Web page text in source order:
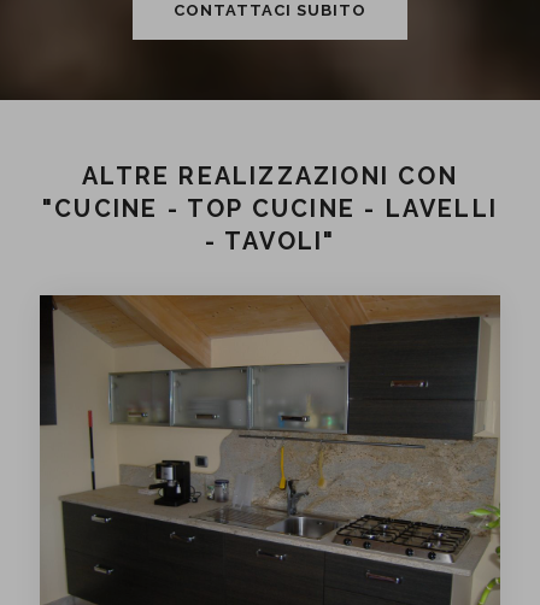
CONTATTACI SUBITO
ALTRE REALIZZAZIONI CON
"CUCINE - TOP CUCINE - LAVELLI
- TAVOLI"